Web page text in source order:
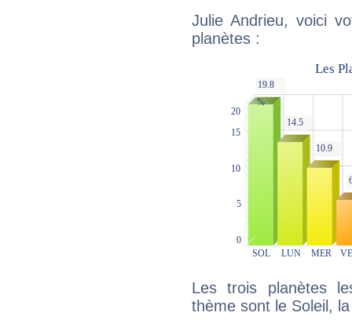
Julie Andrieu, voici
planètes :
Les trois planètes
thème sont le Soleil,